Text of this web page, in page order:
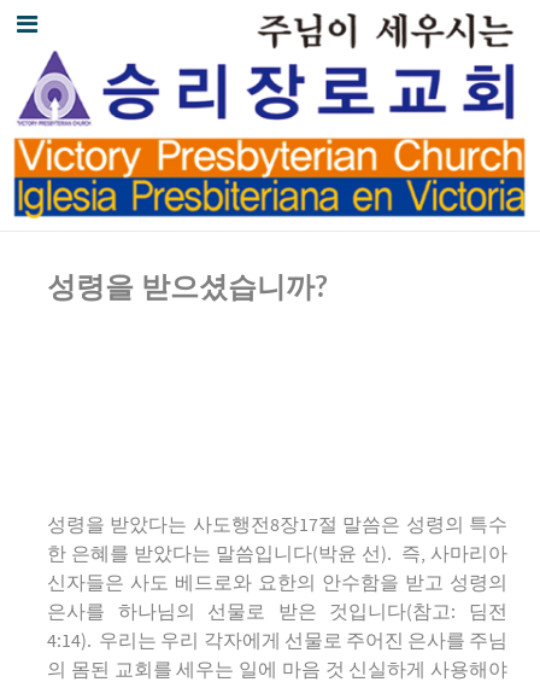
성령을 받으셨습니까?
성령을 받았다는 사도행전8장17절 말씀은 성령의 특수
한 은혜를 받았다는 말씀입니다(박윤 선). 즉, 사마리아
신자들은 사도 베드로와 요한의 안수함을 받고 성령의
은사를 하나님의 선물로 받은 것입니다(참고: 딤전
4:14). 우리는 우리 각자에게 선물로 주어진 은사를 주님
의 몸된 교회를 세우는 일에 마음 것 신실하게 사용해야